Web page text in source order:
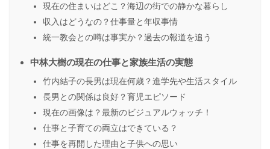
現在の住まいはどこ？海辺の街での静かな暮らし
収入はどうなの？仕事量と年収事情
統一教会との噂は事実か？過去の報道を追う
中林大樹の現在の仕事と家族生活の実態
竹内結子の長男は現在何歳？進学先や生活スタイル
長男との関係は良好？育児エピソード
現在の画像は？最新のビジュアルウォッチ！
仕事と子育ての両立はできている？
仕事を再開した理由と子供への思い